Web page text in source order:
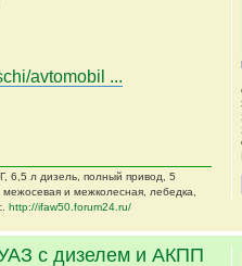
avtomobil ...
6,5 л дизель, полный привод, 5
и межколесная, лебедка,
http://ifaw50.forum24.ru/
с дизелем и АКПП